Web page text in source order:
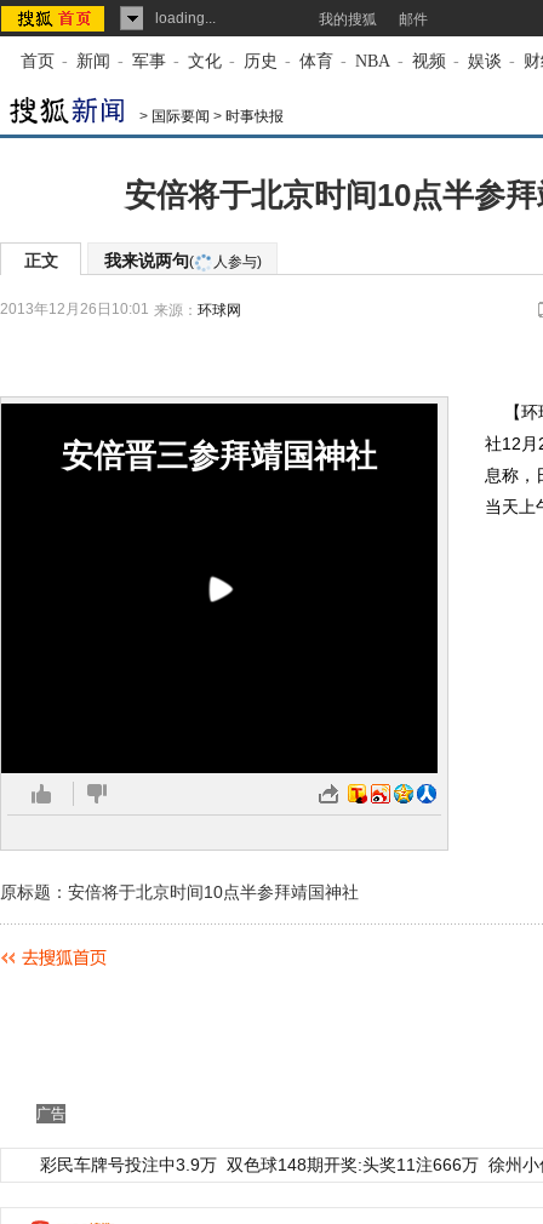
loading... 我的搜狐 邮件
首页 - 新闻 - 军事 - 文化 - 历史 - 体育 - NBA - 视频 - 娱谈 -
> 国际要闻 > 时事快报
安倍将于北京时间10点半参
正文 我来说两句( 人参与)
2013年12月26日10:01 来源： 环球网
安倍晋三参拜靖国神社
【环
社12月
息称，
当天上
原标题：安倍将于北京时间10点半参拜靖国神社
广告
彩民车牌号投注中3.9万 双色球148期开奖:头奖11注666万 徐州